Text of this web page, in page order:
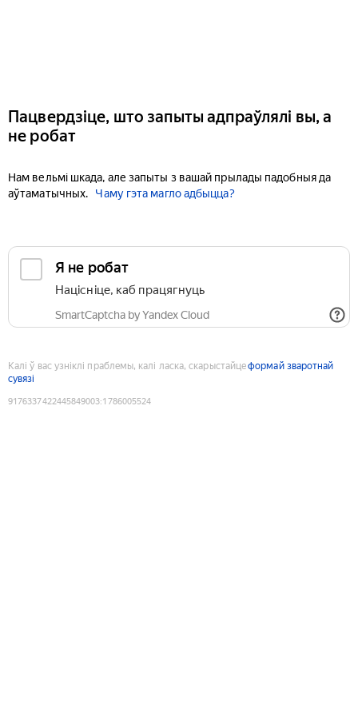
Пацвердзіце, што запыты адпраўлялі вы, а
не робат
Нам вельмі шкада, але запыты з вашай прылады падобныя да
аўтаматычных.
Чаму гэта магло адбыцца?
Я не робат
Націсніце, каб працягнуць
SmartCaptcha by Yandex Cloud
Калі ў вас узніклі праблемы, калі ласка, скарыстайцеформай зваротнай
сувязі
9176337422445849003:1786005524